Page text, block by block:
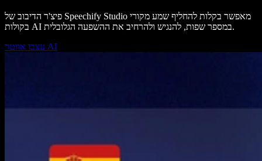
פיצ'ר הדיבוב של Speechify Studio מאפשר בקלות להחליף שמע מקורי
בקולות AI במספר שפות, להנגיש ולהרחיב את ההשפעה הגלובלית.
עצבו אווטר AI